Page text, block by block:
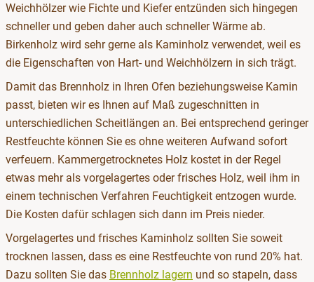
Weichhölzer wie Fichte und Kiefer entzünden sich hingegen
schneller und geben daher auch schneller Wärme ab.
Birkenholz wird sehr gerne als Kaminholz verwendet, weil es
die Eigenschaften von Hart- und Weichhölzern in sich trägt.
Damit das Brennholz in Ihren Ofen beziehungsweise Kamin
passt, bieten wir es Ihnen auf Maß zugeschnitten in
unterschiedlichen Scheitlängen an. Bei entsprechend geringer
Restfeuchte können Sie es ohne weiteren Aufwand sofort
verfeuern. Kammergetrocknetes Holz kostet in der Regel
etwas mehr als vorgelagertes oder frisches Holz, weil ihm in
einem technischen Verfahren Feuchtigkeit entzogen wurde.
Die Kosten dafür schlagen sich dann im Preis nieder.
Vorgelagertes und frisches Kaminholz sollten Sie soweit
trocknen lassen, dass es eine Restfeuchte von rund 20% hat.
Dazu sollten Sie das Brennholz lagern und so stapeln, dass